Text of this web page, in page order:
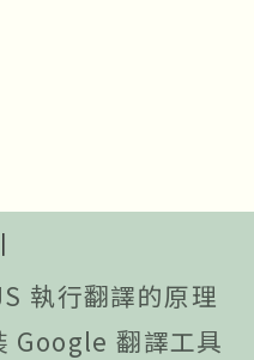
執行翻譯的原理
Google 翻譯工具